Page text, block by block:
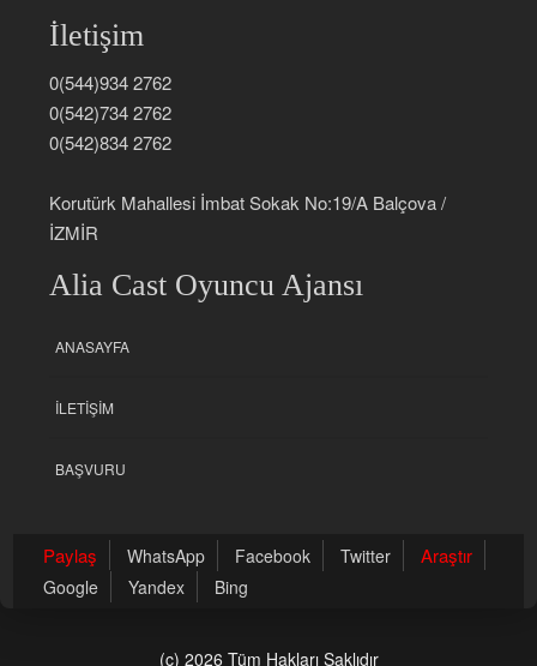
İletişim
0(544)934 2762
0(542)734 2762
0(542)834 2762
Korutürk Mahallesi İmbat Sokak No:19/A Balçova /
İZMİR
Alia Cast Oyuncu Ajansı
ANASAYFA
İLETIŞIM
BAŞVURU
Paylaş WhatsApp Facebook Twitter Araştır
Google Yandex Bing
(c) 2026 Tüm Hakları Saklıdır